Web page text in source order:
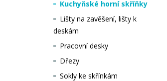
Kuchyňské horní skříňky
Lišty na zavěšení, lišty k
deskám
Pracovní desky
Dřezy
Sokly ke skřínkám